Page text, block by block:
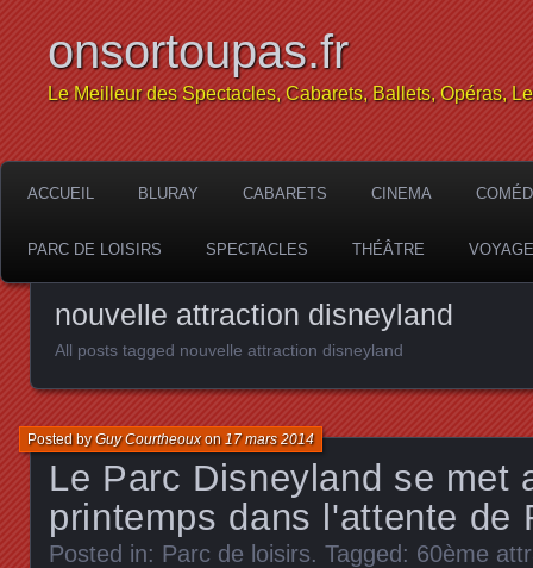
onsortoupas.fr
Le Meilleur des Spectacles, Cabarets, Ballets, Opéras,
ACCUEIL BLURAY CABARETS CINEMA
PARC DE LOISIRS SPECTACLES THÉÂTRE
nouvelle attraction disneyland
All posts tagged nouvelle attraction disneyland
Le Parc Disneyland se met
printemps dans l'attente de
Posted byGuy Courtheouxon 17 mars 2014
Posted in: Parc de loisirs. Tagged: 60ème